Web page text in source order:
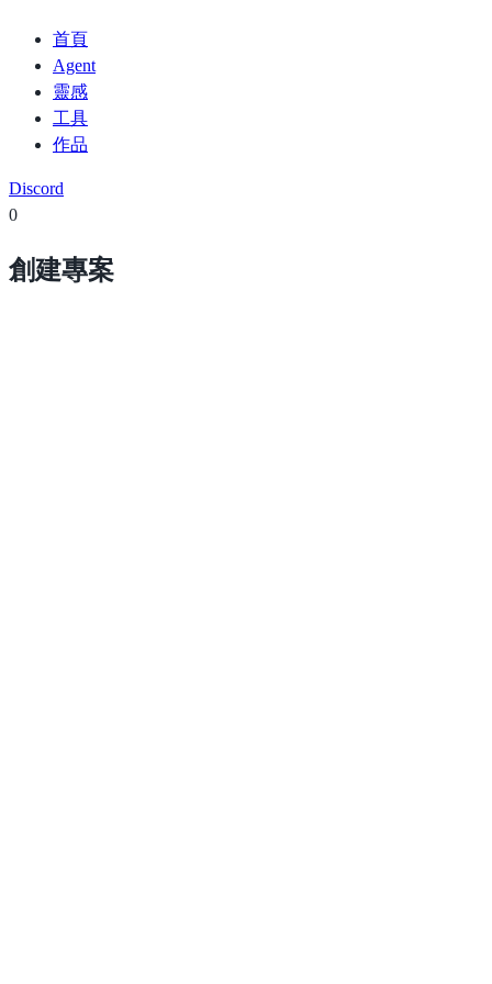
首頁
Agent
靈感
工具
作品
Discord
0
創建專案